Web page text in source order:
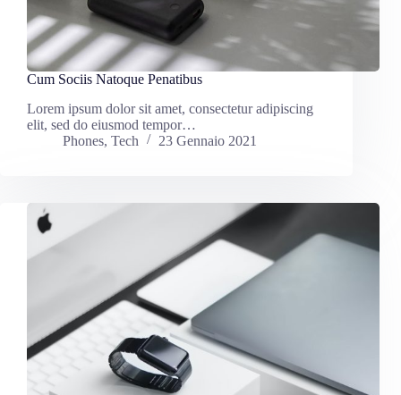
Cum Sociis Natoque Penatibus
Lorem ipsum dolor sit amet, consectetur adipiscing
elit, sed do eiusmod tempor…
Phones, Tech 23 Gennaio 2021